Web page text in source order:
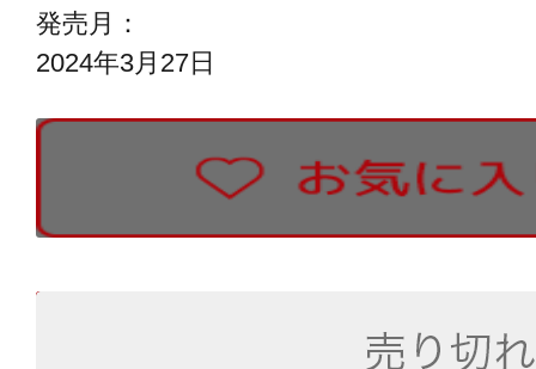
発売月：
2024年3月27日